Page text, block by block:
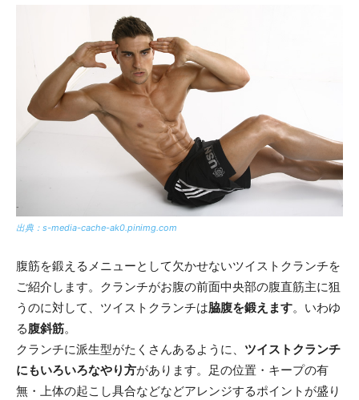
出典：s-media-cache-ak0.pinimg.com
腹筋を鍛えるメニューとして欠かせないツイストクランチを
ご紹介します。クランチがお腹の前面中央部の腹直筋主に狙
うのに対して、ツイストクランチは脇腹を鍛えます。いわゆ
る腹斜筋。
クランチに派生型がたくさんあるように、 ツイストクランチ
にもいろいろなやり方があります。足の位置・キープの有
無・上体の起こし具合などなどアレンジするポイントが盛り